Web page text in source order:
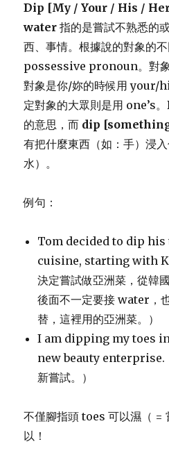
Dip [My / Your / His /
water 指的是嘗試不熟悉的
西、事情。根據說的對象的
possessive pronoun。對象
對象是你/妳的時候用 your/
定對象的大眾則是用 one’s
的意思，而 dip
有把什麼東西（如：手）浸
水）。
例句：
Tom decided to dip
cuisine, starting with
決定嘗試做亞洲菜，從韓
後面不一定要接 water，
替，這裡用的亞洲菜。）
I am dipping my toes
new beauty enterprise.
新嘗試。）
不僅腳指頭 toes 可以濕（ =
以！